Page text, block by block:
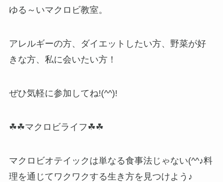
ゆる～いマクロビ教室。
アレルギーの方、ダイエットしたい方、野菜が好
きな方、私に会いたい方！
ぜひ気軽に参加してね!(^^)!
☘☘マクロビライフ☘☘
マクロビオテイックは単なる食事法じゃない(^^♪料
理を通じてワクワクする生き方を見つけよう♪